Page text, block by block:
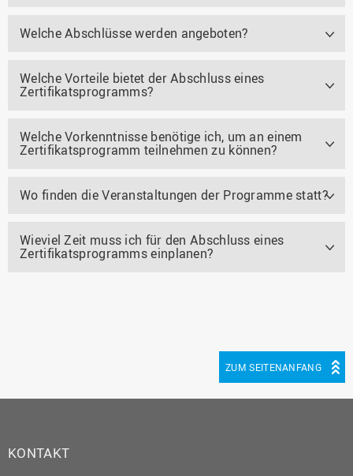
Welche Abschlüsse werden angeboten?
Welche Vorteile bietet der Abschluss eines
Zertifikatsprogramms?
Welche Vorkenntnisse benötige ich, um an einem
Zertifikatsprogramm teilnehmen zu können?
Wo finden die Veranstaltungen der Programme statt?
Wieviel Zeit muss ich für den Abschluss eines
Zertifikatsprogramms einplanen?
ZUM SEITENANFANG
KONTAKT